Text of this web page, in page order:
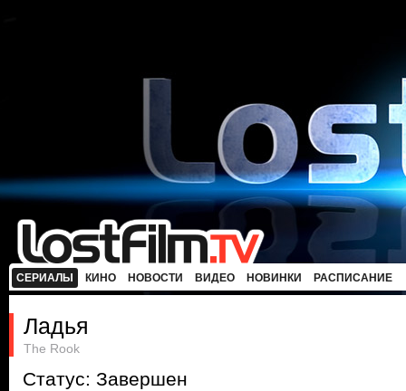
СЕРИАЛЫ КИНО НОВОСТИ ВИДЕО НОВИНКИ РАСПИСАНИЕ
Ладья
The Rook
Статус: Завершен